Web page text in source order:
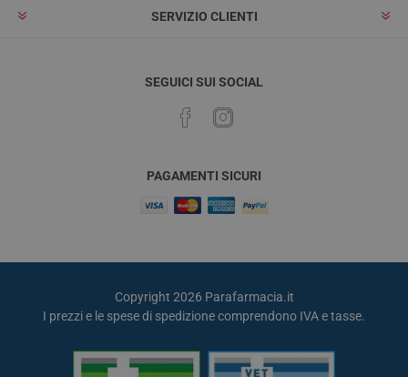
SERVIZIO CLIENTI
SEGUICI SUI SOCIAL
PAGAMENTI SICURI
Copyright 2026 Parafarmacia.it
I prezzi e le spese di spedizione comprendono IVA e tasse.